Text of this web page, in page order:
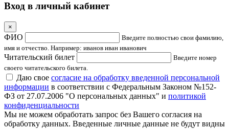
Вход в личный кабинет
×
ФИО
Введите полностью свои фамилию,
имя и отчество. Например: иванов иван иванович
Читательский билет
Введите номер
своего читательского билета.
Даю свое согласие на обработку введенной персональной
информации в соответствии с Федеральным Законом №152-
ФЗ от 27.07.2006 "О персональных данных" и политикой
конфиденциальности
Мы не можем обработать запрос без Вашего согласия на
обработку данных. Введенные личные данные не будут видны